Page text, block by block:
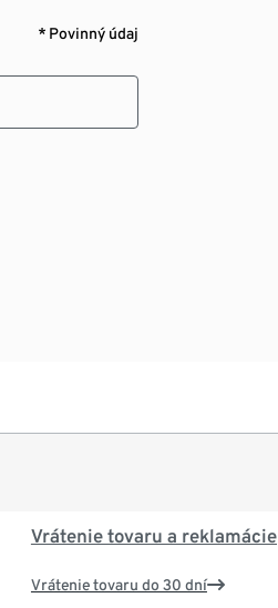
* Povinný údaj
Vrátenie tovaru a reklamácie
Vrátenie tovaru do 30 dní